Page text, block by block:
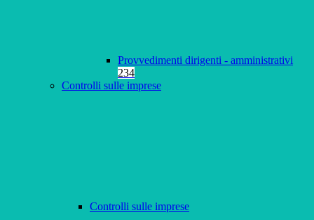
Provvedimenti dirigenti - amministrativi
234
Controlli sulle imprese
Controlli sulle imprese